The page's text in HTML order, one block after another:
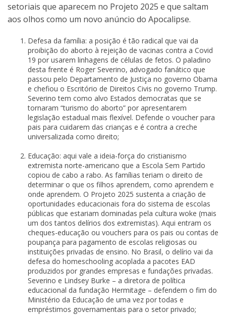
setoriais que aparecem no Projeto 2025 e que saltam
aos olhos como um novo anúncio do Apocalipse.
Defesa da família: a posição é tão radical que vai da
proibição do aborto à rejeição de vacinas contra a Covid
19 por usarem linhagens de células de fetos. O paladino
desta frente é Roger Severino, advogado fanático que
passou pelo Departamento de Justiça no governo Obama
e chefiou o Escritório de Direitos Civis no governo Trump.
Severino tem como alvo Estados democratas que se
tornaram “turismo do aborto” por apresentarem
legislação estadual mais flexível. Defende o voucher para
pais para cuidarem das crianças e é contra a creche
universalizada como direito;
Educação: aqui vale a ideia-força do cristianismo
extremista norte-americano que a Escola Sem Partido
copiou de cabo a rabo. As famílias teriam o direito de
determinar o que os filhos aprendem, como aprendem e
onde aprendem. O Projeto 2025 sustenta a criação de
oportunidades educacionais fora do sistema de escolas
públicas que estariam dominadas pela cultura woke (mais
um dos tantos delírios dos extremistas). Aqui entram os
cheques-educação ou vouchers para os pais ou contas de
poupança para pagamento de escolas religiosas ou
instituições privadas de ensino. No Brasil, o delírio vai da
defesa do homeschooling acoplada a pacotes EAD
produzidos por grandes empresas e fundações privadas.
Severino e Lindsey Burke – a diretora de política
educacional da fundação Hermitage – defendem o fim do
Ministério da Educação de uma vez por todas e
empréstimos governamentais para o setor privado;